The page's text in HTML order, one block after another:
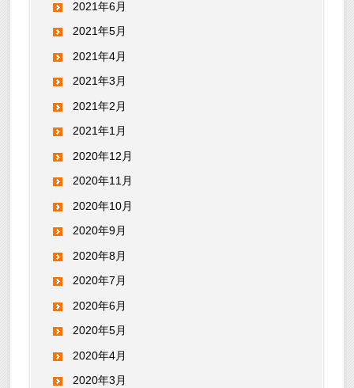
2021年6月
2021年5月
2021年4月
2021年3月
2021年2月
2021年1月
2020年12月
2020年11月
2020年10月
2020年9月
2020年8月
2020年7月
2020年6月
2020年5月
2020年4月
2020年3月